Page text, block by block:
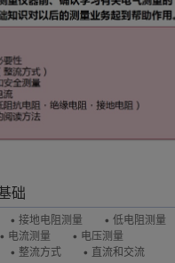
础
• 接地电阻测量
• 低电阻测量
• 电流测量
• 电压测量
• 整流方式
• 直流和交流